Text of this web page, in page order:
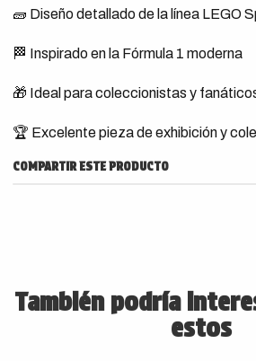
🧱 Diseño detallado de la línea LEGO
🏁 Inspirado en la Fórmula 1 moderna
🎁 Ideal para coleccionistas y
🏆 Excelente pieza de exhibición y
COMPARTIR ESTE PRODUCTO
También podría
estos